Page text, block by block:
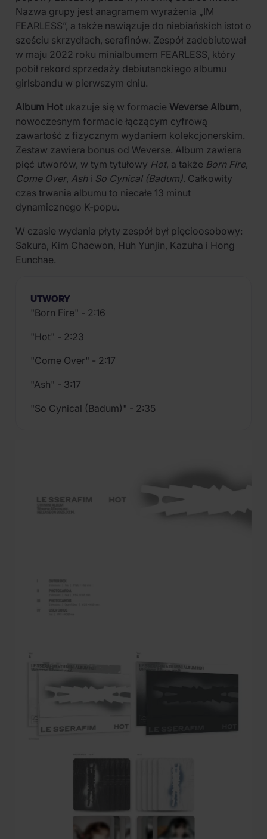
Nazwa grupy jest anagramem wyrażenia „IM
FEARLESS”, a także nawiązuje do niebiańskich istot o
sześciu skrzydłach, serafinów. Zespół zadebiutował
w maju 2022 roku minialbumem FEARLESS, który
pobił rekord sprzedaży debiutanckiego albumu
girlsbandu w pierwszym dniu.
Album Hot ukazuje się w formacie Weverse Album,
nowoczesnym formacie łączącym cyfrową
zawartość z fizycznym wydaniem kolekcjonerskim.
Zestaw zawiera bonus od Weverse. Album zawiera
pięć utworów, w tym tytułowy Hot, a także Born Fire,
Come Over, Ashi So Cynical (Badum). Całkowity
czas trwania albumu to niecałe 13 minut
dynamicznego K-popu.
W czasie wydania płyty zespół był pięcioosobowy:
Sakura, Kim Chaewon, Huh Yunjin, Kazuha i Hong
Eunchae.
UTWORY
"Born Fire" - 2:16
"Hot" - 2:23
"Come Over" - 2:17
"Ash" - 3:17
"So Cynical (Badum)" - 2:35